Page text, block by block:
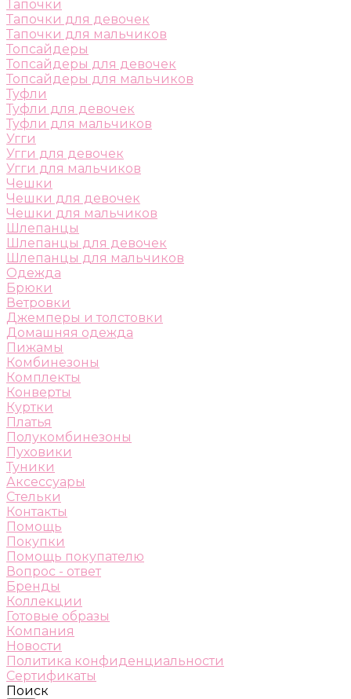
Тапочки
Тапочки для девочек
Тапочки для мальчиков
Топсайдеры
Топсайдеры для девочек
Топсайдеры для мальчиков
Туфли
Туфли для девочек
Туфли для мальчиков
Угги
Угги для девочек
Угги для мальчиков
Чешки
Чешки для девочек
Чешки для мальчиков
Шлепанцы
Шлепанцы для девочек
Шлепанцы для мальчиков
Одежда
Брюки
Ветровки
Джемперы и толстовки
Домашняя одежда
Пижамы
Комбинезоны
Комплекты
Конверты
Куртки
Платья
Полукомбинезоны
Пуховики
Туники
Аксессуары
Стельки
Контакты
Помощь
Покупки
Помощь покупателю
Вопрос - ответ
Бренды
Коллекции
Готовые образы
Компания
Новости
Политика конфиденциальности
Сертификаты
Поиск